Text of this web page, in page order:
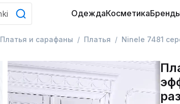
ОдеждаКосметика
Платья и сарафаны Платья Ninele 7481